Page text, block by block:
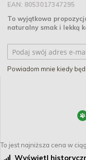
EAN: 8053017347295
To wyjątkowa
naturalny smak i lekką
Powiadom mnie kiedy
To jest najniższa cena w
Wyświetl